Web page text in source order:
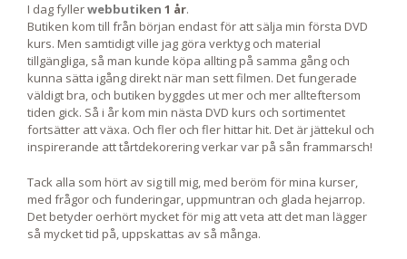
I dag fyllerwebbutiken 1 år.
Butiken kom till från början endast för att sälja min första DVD
kurs. Men samtidigt ville jag göra verktyg och material
tillgängliga, så man kunde köpa allting på samma gång och
kunna sätta igång direkt när man sett filmen. Det fungerade
väldigt bra, och butiken byggdes ut mer och mer allteftersom
tiden gick. Så i år kom min nästa DVD kurs och sortimentet
fortsätter att växa. Och fler och fler hittar hit. Det är jättekul och
inspirerande att tårtdekorering verkar var på sån frammarsch!
Tack alla som hört av sig till mig, med beröm för mina kurser,
med frågor och funderingar, uppmuntran och glada hejarrop.
Det betyder oerhört mycket för mig att veta att det man lägger
så mycket tid på, uppskattas av så många.